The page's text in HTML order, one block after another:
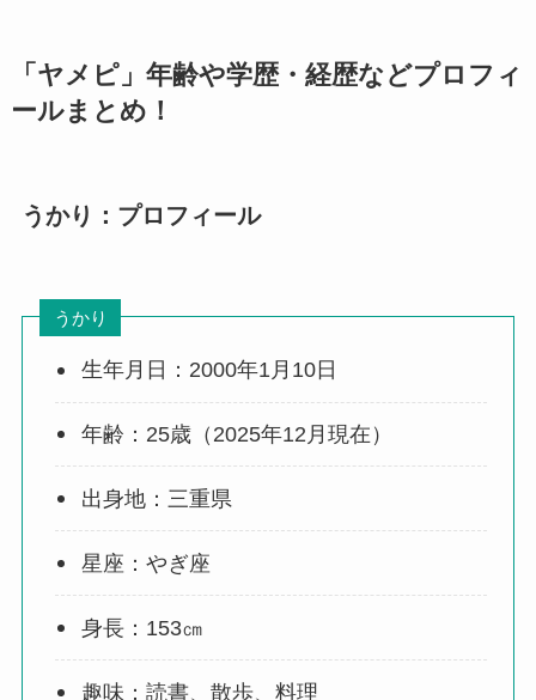
「ヤメピ」年齢や学歴・経歴などプロフィ
ールまとめ！
うかり ：プロフィール
うかり
生年月日：2000年1月10日
年齢：25歳（2025年12月現在）
出身地：三重県
星座：やぎ座
身長：153㎝
趣味：読書、散歩、料理